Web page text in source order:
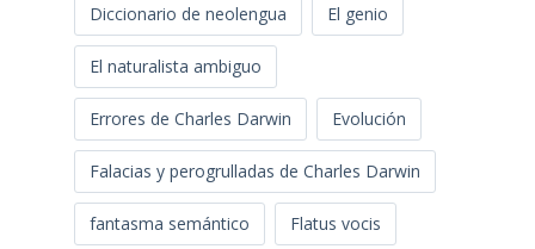
Diccionario de neolengua El genio
El naturalista ambiguo
Errores de Charles Darwin Evolución
Falacias y perogrulladas de Charles Darwin
fantasma semántico Flatus vocis